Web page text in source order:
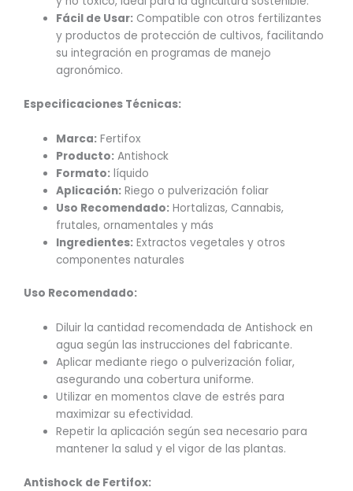
Fácil de Usar: Compatible con otros fertilizantes
y productos de protección de cultivos, facilitando
su integración en programas de manejo
agronómico.
Especificaciones Técnicas:
Marca: Fertifox
Producto: Antishock
Formato: líquido
Aplicación: Riego o pulverización foliar
Uso Recomendado: Hortalizas, Cannabis,
frutales, ornamentales y más
Ingredientes: Extractos vegetales y otros
componentes naturales
Uso Recomendado:
Diluir la cantidad recomendada de Antishock en
agua según las instrucciones del fabricante.
Aplicar mediante riego o pulverización foliar,
asegurando una cobertura uniforme.
Utilizar en momentos clave de estrés para
maximizar su efectividad.
Repetir la aplicación según sea necesario para
mantener la salud y el vigor de las plantas.
Antishock de Fertifox: